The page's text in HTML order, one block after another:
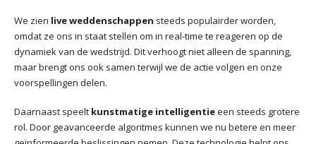
We zien live weddenschappen steeds populairder worden,
omdat ze ons in staat stellen om in real-time te reageren op de
dynamiek van de wedstrijd. Dit verhoogt niet alleen de spanning,
maar brengt ons ook samen terwijl we de actie volgen en onze
voorspellingen delen.
Daarnaast speelt kunstmatige intelligentieeen steeds grotere
rol. Door geavanceerde algoritmes kunnen we nu betere en meer